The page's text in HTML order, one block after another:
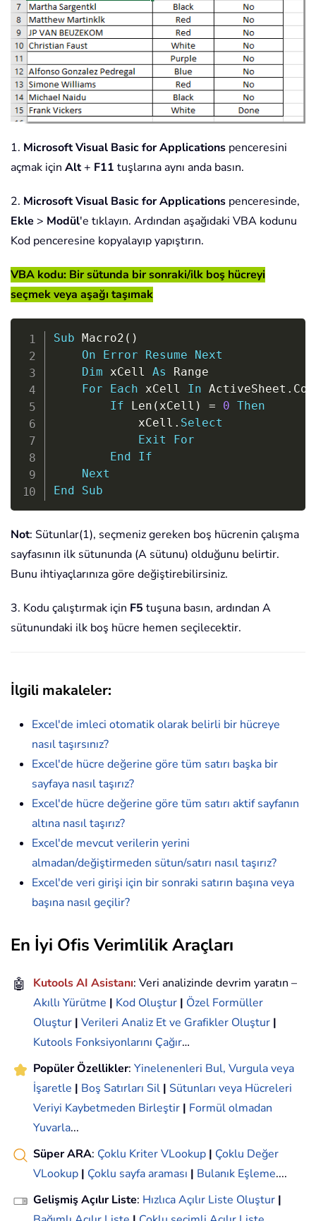
1. Microsoft Visual Basic for Applications penceresini
açmak için Alt+ F11 tuşlarına aynı anda basın.
2. Microsoft Visual Basic for Applications penceresinde,
Ekle > Modül'e tıklayın. Ardından aşağıdaki VBA kodunu
Kod penceresine kopyalayıp yapıştırın.
VBA kodu: Bir sütunda bir sonraki/ilk boş hücreyi
seçmek veya aşağı taşımak
Sub Macro2 ( )
On
Error Resume
Next
Dim xCell As Range
For
Each xCell In ActiveSheet .
If Len ( xCell ) = 0 Then
            xCell
. Select
Exit
For
End
If
Next
End
Sub
Not: Sütunlar(1), seçmeniz gereken boş hücrenin çalışma
sayfasının ilk sütununda (A sütunu) olduğunu belirtir.
Bunu ihtiyaçlarınıza göre değiştirebilirsiniz.
3. Kodu çalıştırmak için F5 tuşuna basın, ardından A
sütunundaki ilk boş hücre hemen seçilecektir.
İlgili makaleler:
Excel'de imleci otomatik olarak belirli bir hücreye
nasıl taşırsınız?
Excel'de hücre değerine göre tüm satırı başka bir
sayfaya nasıl taşırız?
Excel'de hücre değerine göre tüm satırı aktif sayfanın
altına nasıl taşırız?
Excel'de mevcut verilerin yerini
almadan/değiştirmeden sütun/satırı nasıl taşırız?
Excel'de veri girişi için bir sonraki satırın başına veya
başına nasıl geçilir?
En İyi Ofis Verimlilik Araçları
🤖 Kutools AI Asistanı: Veri analizinde devrim yaratın –
Akıllı Yürütme | Kod Oluştur | Özel Formüller
Oluştur | Verileri Analiz Et ve Grafikler Oluştur |
Kutools Fonksiyonlarını Çağır…
Popüler Özellikler: Yinelenenleri Bul, Vurgula veya
İşaretle | Boş Satırları Sil | Sütunları veya Hücreleri
Veriyi Kaybetmeden Birleştir | Formül olmadan
Yuvarla...
Süper ARA: Çoklu Kriter VLookup | Çoklu Değer
VLookup | Çoklu sayfa araması | Bulanık Eşleme....
Gelişmiş Açılır Liste: Hızlıca Açılır Liste Oluştur |